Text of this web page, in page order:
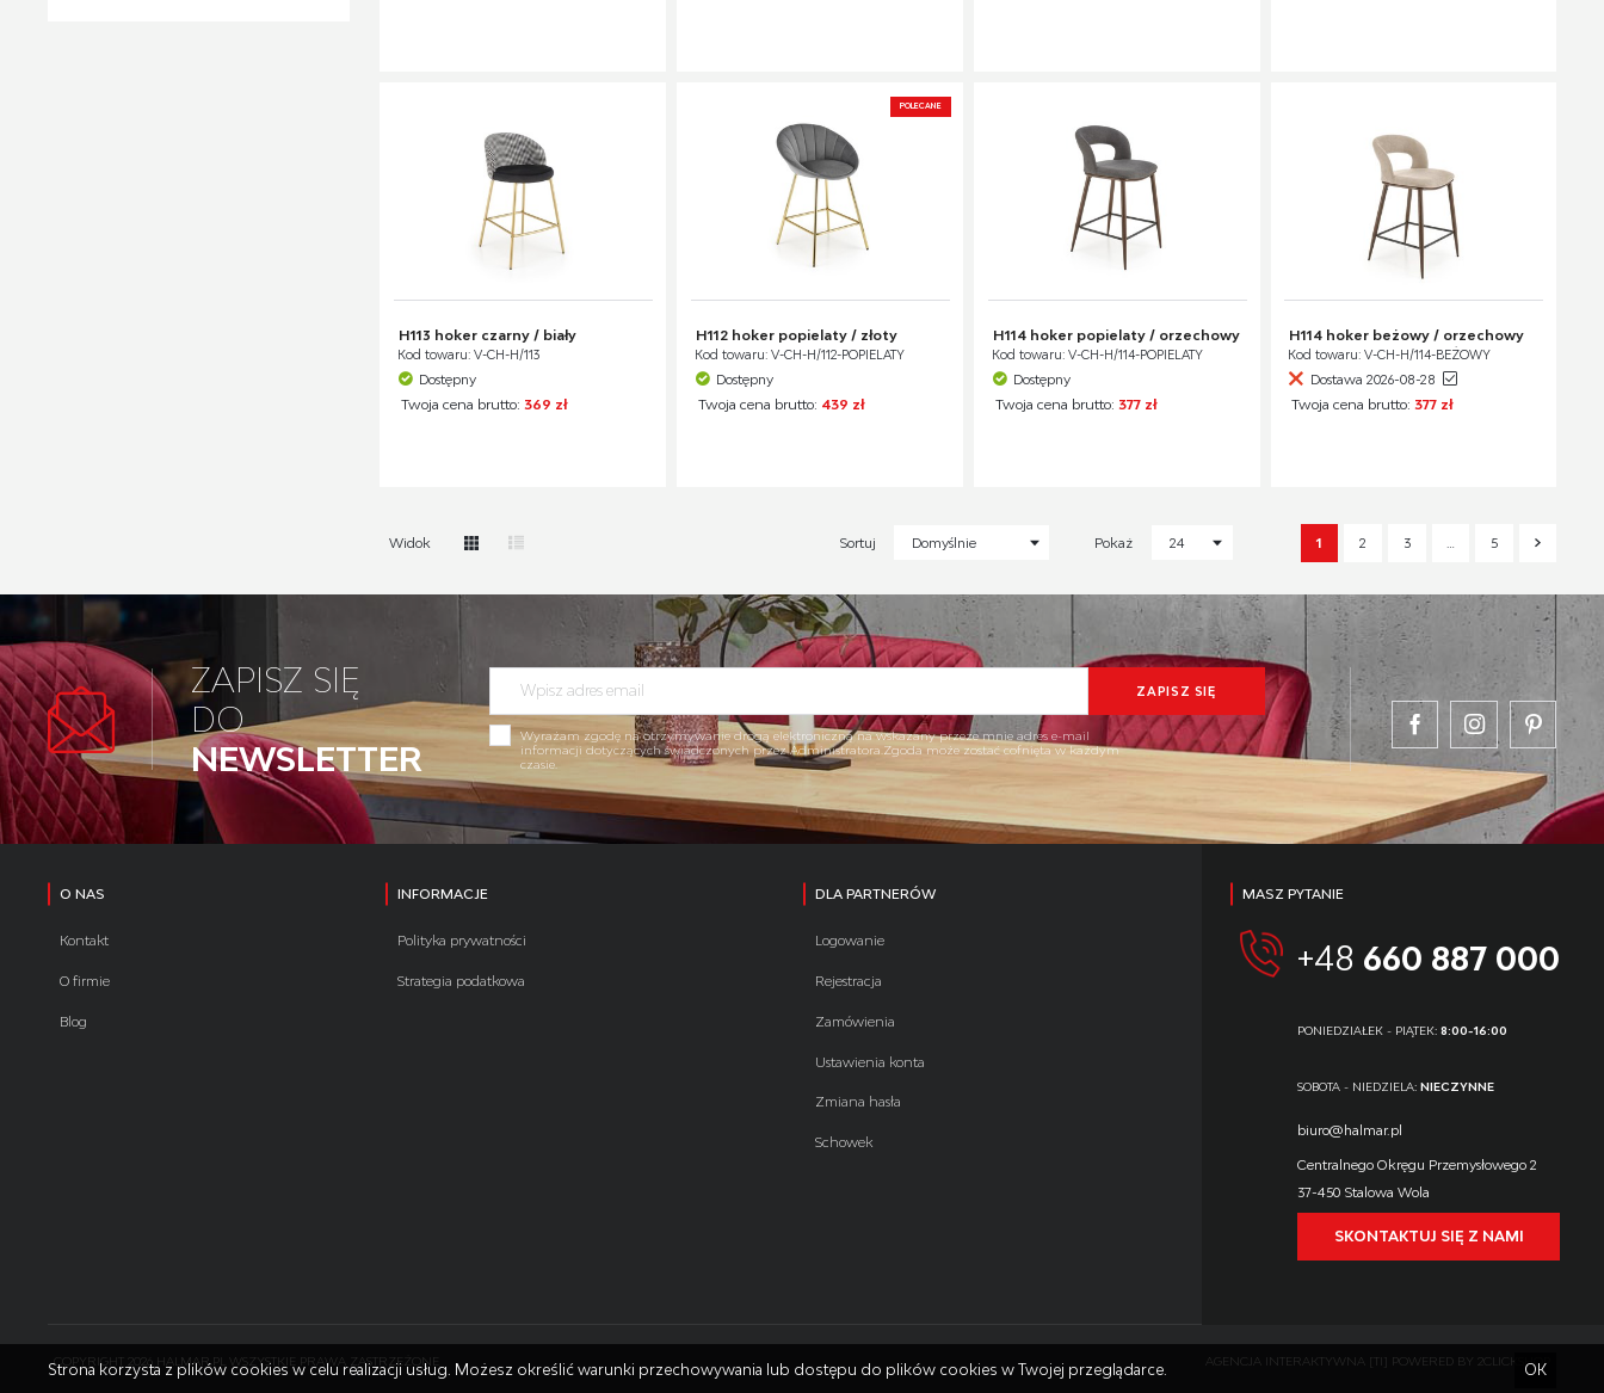
H113 hoker czarny / biały
Kod towaru: V-CH-H/113
Dostępny
Twoja cena brutto: 369 zł
POLECANE
H112 hoker popielaty / złoty
Kod towaru: V-CH-H/112-POPIELATY
Dostępny
Twoja cena brutto: 439 zł
H114 hoker popielaty / orzechowy
Kod towaru: V-CH-H/114-POPIELATY
Dostępny
Twoja cena brutto: 377 zł
H114 hoker beżowy / orzechowy
Kod towaru: V-CH-H/114-BEŻOWY
Dostawa 2026-08-28
Twoja cena brutto:377 zł
Widok Sortuj Domyślnie Pokaż 24 1 2 3 5
ZAPISZ SIĘ
DO
NEWSLETTER
Wyrażam zgodę na otrzymywanie drogą elektroniczną na wskazany przeze mnie adres e-mail
informacji dotyczących świadczonych przez Administratora.Zgoda może zostać cofnięta w każdym
czasie.
O NAS
Kontakt
O firmie
Blog
INFORMACJE
Polityka prywatności
Strategia podatkowa
DLA PARTNERÓW
Logowanie
Rejestracja
Zamówienia
Ustawienia konta
Zmiana hasła
Schowek
MASZ PYTANIE
+48 660 887 000
PONIEDZIAŁEK - PIĄTEK:8:00-16:00
SOBOTA - NIEDZIELA:NIECZYNNE
biuro@halmar.pl
Centralnego Okręgu Przemysłowego 2
37-450 Stalowa Wola
SKONTAKTUJ SIĘ Z NAMI
COPYRIGHT 2026 HALMAR.PL WSZYSTKIE PRAWA ZASTRZEŻONE AGENCJA INTERAKTYWNA [TI] POWERED BY2CLICKSHOP
Strona korzysta z plików cookies w celu realizacji usług. Możesz określić warunki przechowywania lub dostępu do plików cookies w Twojej przeglądarce. OK